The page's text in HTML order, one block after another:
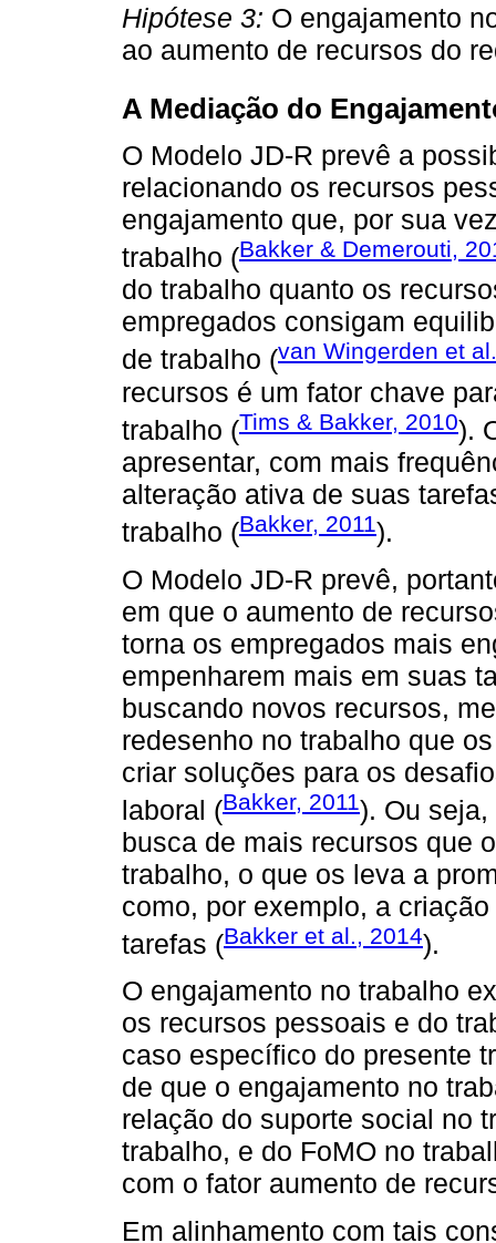
Hipótese 3: O engajamento
ao aumento de recursos do
A Mediação do
O Modelo JD-R prevê a
relacionando os recursos
engajamento que, por sua
trabalho (Bakker & Demerouti,
do trabalho quanto os
empregados consigam
de trabalho (van Wingerden et
recursos é um fator chave
trabalho (Tims & Bakker, 2010).
apresentar, com mais
alteração ativa de suas
trabalho (Bakker, 2011).
O Modelo JD-R prevê,
em que o aumento de
torna os empregados mais
empenharem mais em suas
buscando novos recursos,
redesenho no trabalho que
criar soluções para os
laboral (Bakker, 2011). Ou
busca de mais recursos que
trabalho, o que os leva a
como, por exemplo, a
tarefas (Bakker et al., 2014).
O engajamento no trabalho
os recursos pessoais e do
caso específico do presente
de que o engajamento no
relação do suporte social no
trabalho, e do FoMO no
com o fator aumento de
Em alinhamento com tais